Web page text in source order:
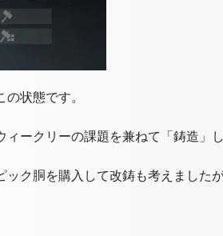
状態です。
ィークリーの課題を兼ねて「鋳造」
ック胴を購入して改鋳も考えました